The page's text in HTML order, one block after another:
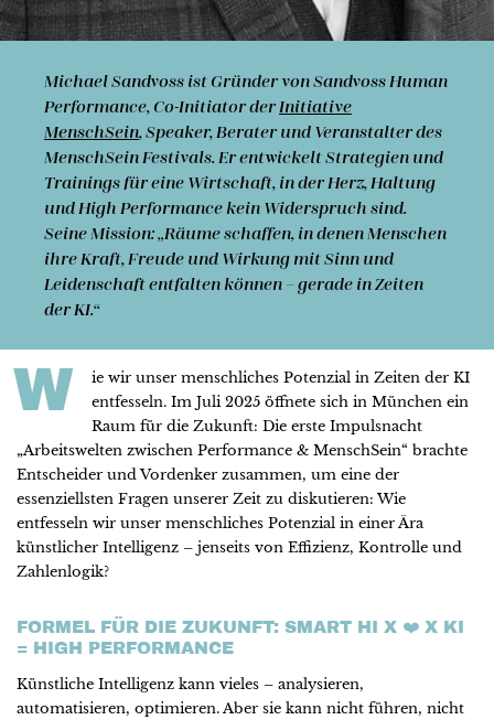
Michael Sandvoss ist Gründer von Sandvoss Human
Performance, Co-Initiator der Initiative
MenschSein, Speaker, Berater und Veranstalter des
MenschSein Festivals. Er entwickelt Strategien und
Trainings für eine Wirtschaft, in der Herz, Haltung
und High Performance kein Widerspruch sind.
Seine Mission: „Räume schaffen, in denen Menschen
ihre Kraft, Freude und Wirkung mit Sinn und
Leidenschaft entfalten können – gerade in Zeiten
der KI.“
W
ie wir unser menschliches Potenzial in Zeiten der KI
entfesseln. Im Juli 2025 öffnete sich in München ein
Raum für die Zukunft: Die erste Impulsnacht
„Arbeitswelten zwischen Performance & MenschSein“ brachte
Entscheider und Vordenker zusammen, um eine der
essenziellsten Fragen unserer Zeit zu diskutieren: Wie
entfesseln wir unser menschliches Potenzial in einer Ära
künstlicher Intelligenz – jenseits von Effizienz, Kontrolle und
Zahlenlogik?
FORMEL FÜR DIE ZUKUNFT: SMART HI X ❤️ X KI
= HIGH PERFORMANCE
Künstliche Intelligenz kann vieles – analysieren,
automatisieren, optimieren. Aber sie kann nicht führen, nicht